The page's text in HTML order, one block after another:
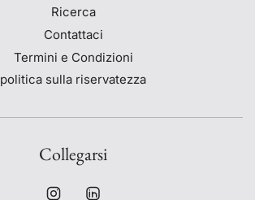
Ricerca
Contattaci
Termini e Condizioni
politica sulla riservatezza
Collegarsi